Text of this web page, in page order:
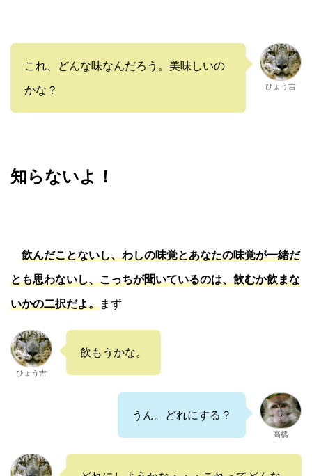
これ、どんな味なんだろう。美味しいの
かな？
ひょう吉
知らないよ！
飲んだことないし、わしの味覚とあなたの味覚が一緒だ
とも思わないし、こっちが聞いているのは、飲むか飲まな
いかの二択だよ。まず
ひょう吉
飲もうかな。
うん。どれにする？
高橋